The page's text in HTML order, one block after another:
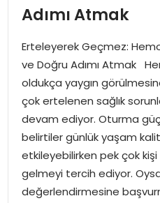
EĞITIM
SPOR
GÜNDEM
MAGAZIN
Adımı Atmak
Erteleyerek Geçmez:
ve Doğru Adımı Atmak
oldukça yaygın
çok ertelenen sağlık
devam ediyor. Oturma
belirtiler günlük yaşam
etkileyebilirken pek çok
gelmeyi tercih ediyor.
değerlendirmesine